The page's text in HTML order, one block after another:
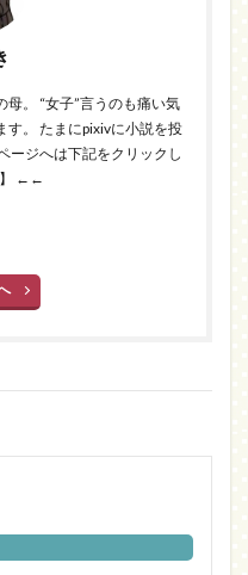
。 “女子”言うのも痛い気
す。 たまにpixivに小説を投
ージへは下記をクリックし
】 ←←